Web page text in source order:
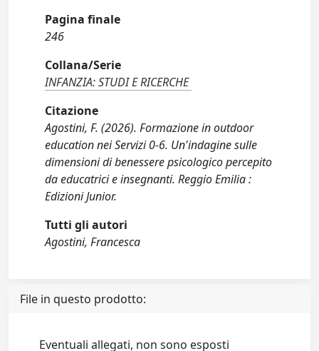
Pagina finale
246
Collana/Serie
INFANZIA: STUDI E RICERCHE
Citazione
Agostini, F. (2026). Formazione in outdoor
education nei Servizi 0-6. Un'indagine sulle
dimensioni di benessere psicologico percepito
da educatrici e insegnanti. Reggio Emilia :
Edizioni Junior.
Tutti gli autori
Agostini, Francesca
File in questo prodotto:
Eventuali allegati, non sono esposti